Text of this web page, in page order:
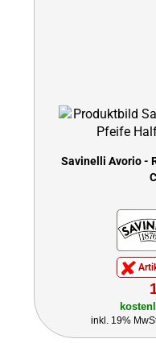
Savinelli Avorio -
inkl. 19%